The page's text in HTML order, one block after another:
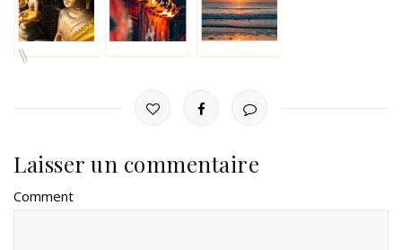
Laisser un commentaire
Comment